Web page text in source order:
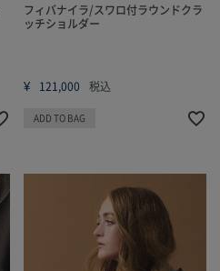
フィバナイラ/スワロ付ラウンドクラ
ッチショルダー
¥ 121,000 税込
ADD TO BAG